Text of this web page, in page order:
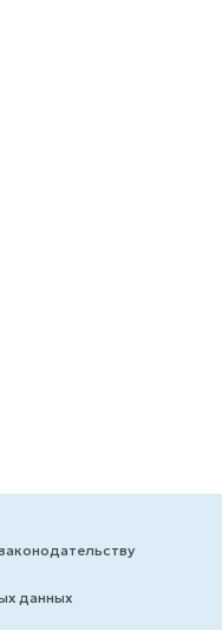
данных